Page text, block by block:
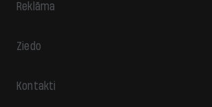
Reklāma
Ziedo
Kontakti